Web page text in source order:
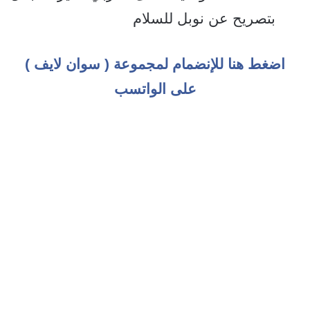
بتصريح عن نوبل للسلام
اضغط هنا للإنضمام لمجموعة ( سوان لايف )
على الواتسب